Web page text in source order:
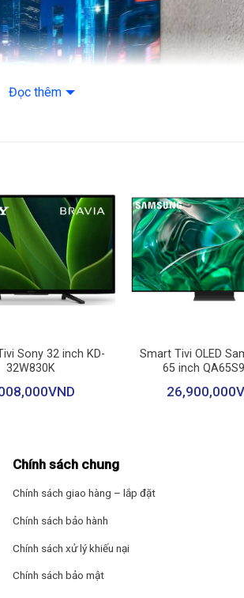
– Game Mode
Bộ xử lý: Bộ xử lý ARM
Điều khiển bằng
Chiếu hình từ điện
Remote thông minh:
Kết nối ứng dụng các
– FPT Play
ARM CA55 Quad-Core with TEE 1.5GHz. Bộ
màu sắc với độ chính xác và độ chi tiết cao,
Đọc thêm
Sony 32 inch KD-
32W830K
VND
Smart Tivi OLED
65 inch
26,900,000
Chính sách chung
Chính sách giao hàng – lắp đặt
Chính sách bảo hành
Chính sách xử lý khiếu nại
Chính sách bảo mật